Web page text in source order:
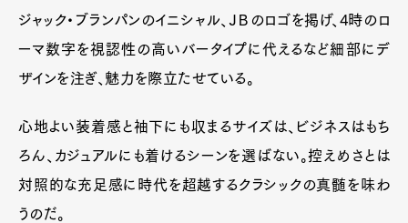
ジャック・ブランパンのイニシャル、ＪＢのロゴを掲げ、4時のロ
ーマ数字を視認性の高いバータイプに代えるなど細部にデ
ザインを注ぎ、魅力を際立たせている。
心地よい装着感と袖下にも収まるサイズは、ビジネスはもち
ろん、カジュアルにも着けるシーンを選ばない。控えめさとは
対照的な充足感に時代を超越するクラシックの真髄を味わ
うのだ。